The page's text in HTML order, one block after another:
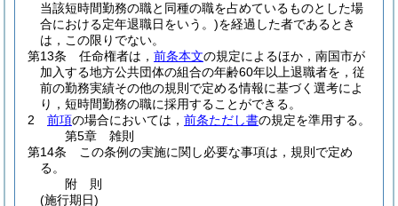
当該短時間勤務の職と同種の職を占めているものとした場
合における定年退職日をいう。)を経過した者であるとき
は，この限りでない。
第13条
任命権者は， 前条本文の規定によるほか，南国市が
加入する地方公共団体の組合の年齢60年以上退職者を，従
前の勤務実績その他の規則で定める情報に基づく選考によ
り，短時間勤務の職に採用することができる。
2
前項の場合においては， 前条ただし書の規定を準用する。
第5章
雑則
第14条
この条例の実施に関し必要な事項は，規則で定め
る。
附 則
(施行期日)